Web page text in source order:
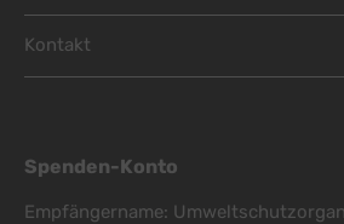
Kontakt
Spenden-Konto
Empfängername: